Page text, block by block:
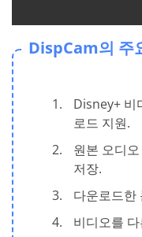
DispCam의 주
Disney+ 비
로드 지원.
원본 오디
저장.
다운로드한
비디오를